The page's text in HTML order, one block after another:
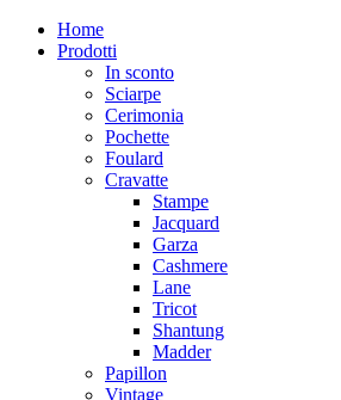
Home
Prodotti
In sconto
Sciarpe
Cerimonia
Pochette
Foulard
Cravatte
Stampe
Jacquard
Garza
Cashmere
Lane
Tricot
Shantung
Madder
Papillon
Vintage